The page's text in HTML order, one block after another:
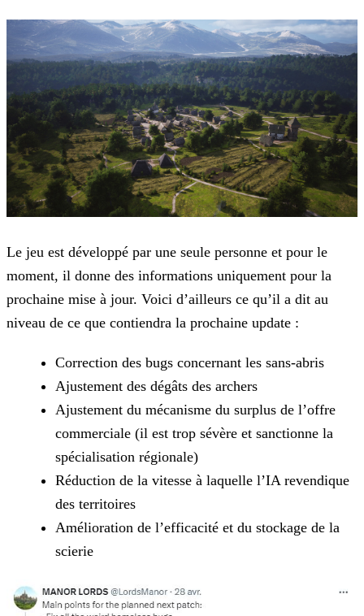
Le jeu est développé par une seule personne et pour le
moment, il donne des informations uniquement pour la
prochaine mise à jour. Voici d’ailleurs ce qu’il a dit au
niveau de ce que contiendra la prochaine update :
Correction des bugs concernant les sans-abris
Ajustement des dégâts des archers
Ajustement du mécanisme du surplus de l’offre
commerciale (il est trop sévère et sanctionne la
spécialisation régionale)
Réduction de la vitesse à laquelle l’IA revendique
des territoires
Amélioration de l’efficacité et du stockage de la
scierie